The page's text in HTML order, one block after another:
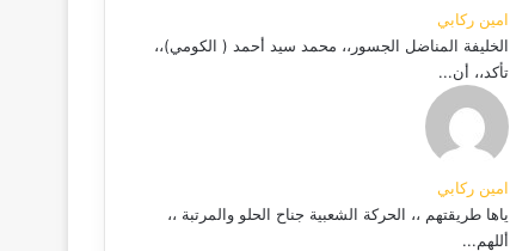
امين ركابي
الخليفة المناضل الجسور،، محمد سيد أحمد ( الكومي)،،
تأكد،، أن...
امين ركابي
ياها طريقتهم ،، الحركة الشعبية جناح الحلو والمرتبة ،،
أللهم...